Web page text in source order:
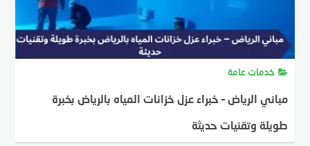
خدمات عامة
مباني الرياض – خبراء عزل خزانات المياه بالرياض بخبرة
طويلة وتقنيات حديثة